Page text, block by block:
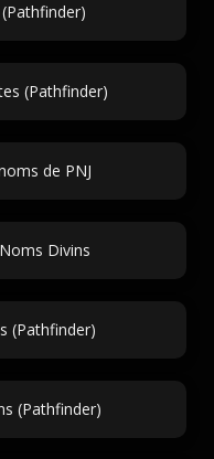
(Pathfinder)
de PNJ
Divins
(Pathfinder)
(Pathfinder)